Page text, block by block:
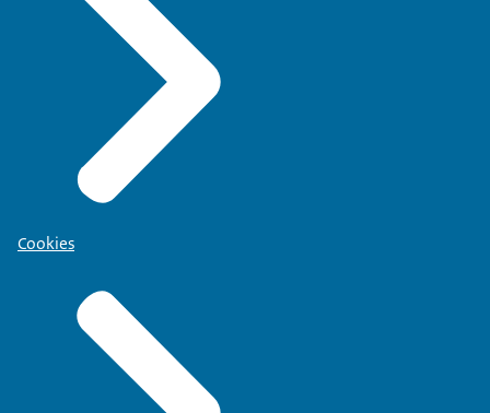
Cookies